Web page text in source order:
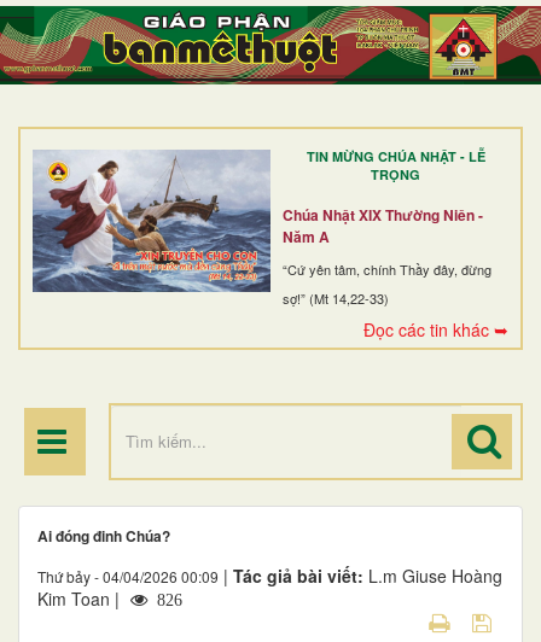
TIN MỪNG CHÚA NHẬT - LỄ
TRỌNG
Chúa Nhật XIX Thường Niên -
Năm A
“Cứ yên tâm, chính Thầy đây, đừng
sợ!” (Mt 14,22-33)
Đọc các tin khác ➥
TRANG NHẤT
GIỚI THIỆU
DÒNG TU
BAN MỤC VỤ
ĐOÀN THỂ CG
ĐIỂM HÀNH HƯƠNG
Ai đóng đinh Chúa?
Thứ bảy - 04/04/2026 00:09 | Tác giả bài viết: L.m Giuse Hoàng
Kim Toan |
826